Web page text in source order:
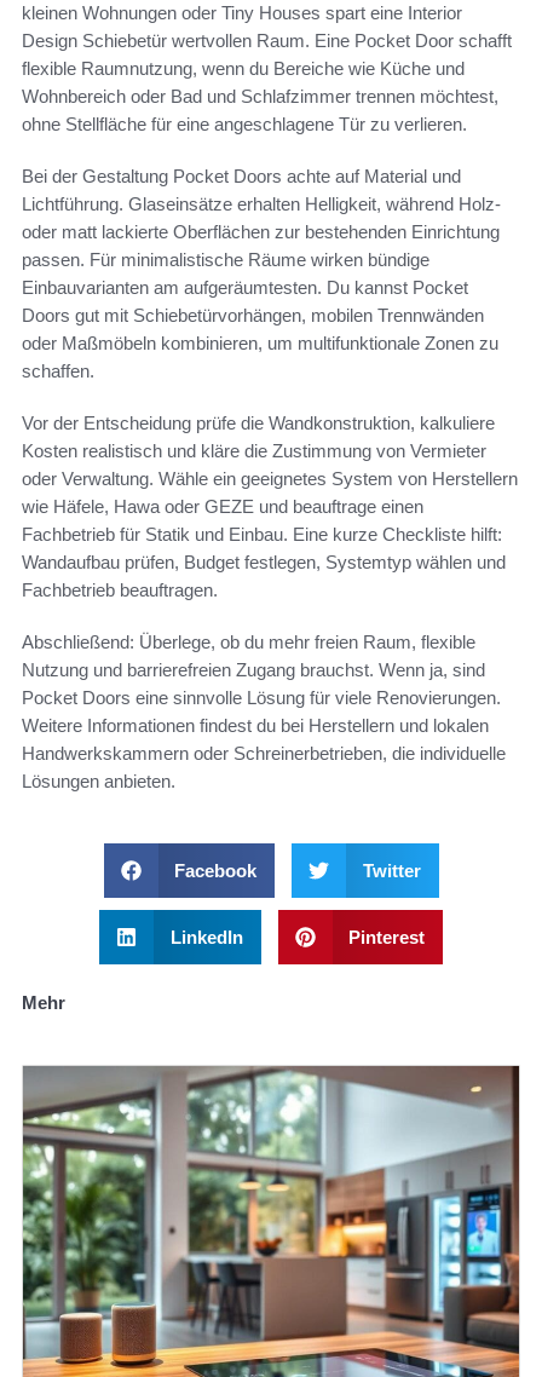
kleinen Wohnungen oder Tiny Houses spart eine Interior
Design Schiebetür wertvollen Raum. Eine Pocket Door schafft
flexible Raumnutzung, wenn du Bereiche wie Küche und
Wohnbereich oder Bad und Schlafzimmer trennen möchtest,
ohne Stellfläche für eine angeschlagene Tür zu verlieren.
Bei der Gestaltung Pocket Doors achte auf Material und
Lichtführung. Glaseinsätze erhalten Helligkeit, während Holz-
oder matt lackierte Oberflächen zur bestehenden Einrichtung
passen. Für minimalistische Räume wirken bündige
Einbauvarianten am aufgeräumtesten. Du kannst Pocket
Doors gut mit Schiebetürvorhängen, mobilen Trennwänden
oder Maßmöbeln kombinieren, um multifunktionale Zonen zu
schaffen.
Vor der Entscheidung prüfe die Wandkonstruktion, kalkuliere
Kosten realistisch und kläre die Zustimmung von Vermieter
oder Verwaltung. Wähle ein geeignetes System von Herstellern
wie Häfele, Hawa oder GEZE und beauftrage einen
Fachbetrieb für Statik und Einbau. Eine kurze Checkliste hilft:
Wandaufbau prüfen, Budget festlegen, Systemtyp wählen und
Fachbetrieb beauftragen.
Abschließend: Überlege, ob du mehr freien Raum, flexible
Nutzung und barrierefreien Zugang brauchst. Wenn ja, sind
Pocket Doors eine sinnvolle Lösung für viele Renovierungen.
Weitere Informationen findest du bei Herstellern und lokalen
Handwerkskammern oder Schreinerbetrieben, die individuelle
Lösungen anbieten.
Facebook Twitter
LinkedIn Pinterest
Mehr